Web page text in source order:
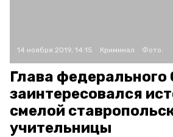
14 ноября 2019, 14:15 Криминал Фото:
Глава федерального
заинтересовался
смелой
учительницы